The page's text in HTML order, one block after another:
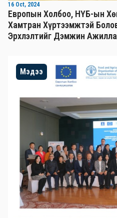
16 Oct, 2024
Европын Холбоо, НҮБ-ын
Хамтран Хүртээмжтэй
Эрхлэлтийг Дэмжин
Мэдээ